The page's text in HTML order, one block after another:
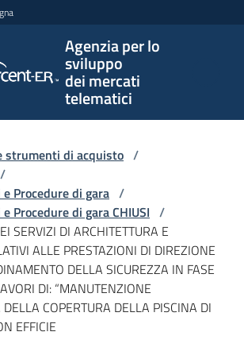
Agenzia per lo
sviluppo
dei mercati
telematici
per lo
sviluppo
telematici
strumenti di acquisto /
/
Procedure di gara /
Procedure di gara CHIUSI /
SERVIZI DI ARCHITETTURA E
ALLE PRESTAZIONI DI DIREZIONE
DELLA SICUREZZA IN FASE
DI: “MANUTENZIONE
COPERTURA DELLA PISCINA DI
EFFICIE